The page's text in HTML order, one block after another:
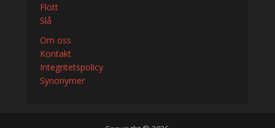
Flott
Slå
Om oss
Kontakt
Integritetspolicy
Synonymer